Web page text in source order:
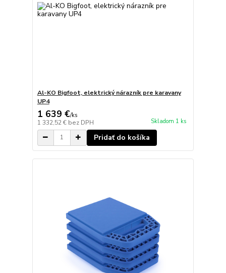
Al-KO Bigfoot, elektrický nárazník pre karavany
UP4
1 639 €/ks
1 332,52 € bez DPH Skladom 1 ks
Pridať do košíka